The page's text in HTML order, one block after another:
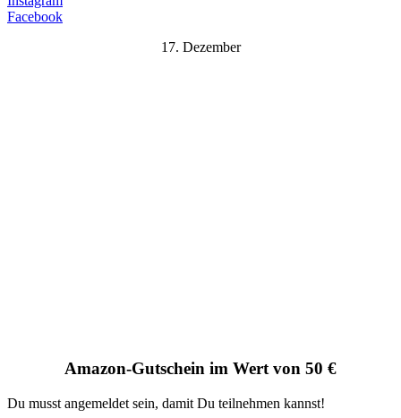
Facebook
17. Dezember
Amazon-Gutschein im Wert von 50 €
Du musst angemeldet sein, damit Du teilnehmen kannst!